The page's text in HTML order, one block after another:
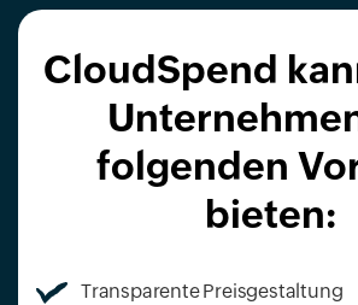
CloudSpend
folgenden
bieten:
Transparente Preisgestaltung